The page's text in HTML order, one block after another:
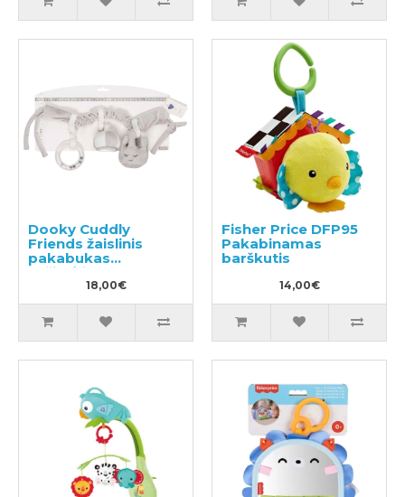
Dooky Cuddly
Friends žaislinis
pakabukas
vežimėliams,
automobilinėms
kėdutėms ir
lovytėms
18,00€
Fisher Price DFP95
Pakabinamas
barškutis
14,00€